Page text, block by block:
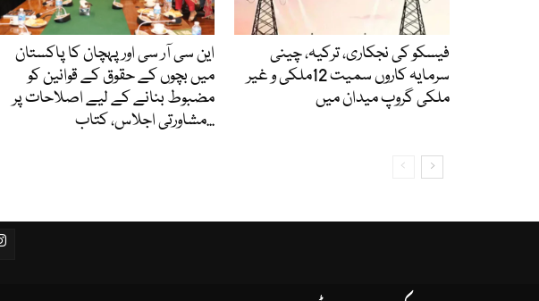
این سی آر سی اور پہچان کا پاکستان
میں بچوں کے حقوق کے قوانین کو
مضبوط بنانے کے لیے اصلاحات پر
مشاورتی اجلاس، کتاب...
فیسکو کی نجکاری، ترکیہ، چینی
سرمایہ کاروں سمیت 12ملکی و غیر
ملکی گروپ میدان میں